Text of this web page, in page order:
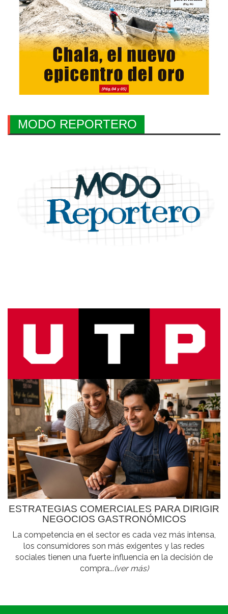
MODO REPORTERO
ESTRATEGIAS COMERCIALES PARA DIRIGIR
NEGOCIOS GASTRONÓMICOS
La competencia en el sector es cada vez más intensa,
los consumidores son más exigentes y las redes
sociales tienen una fuerte influencia en la decisión de
compra...(ver más)